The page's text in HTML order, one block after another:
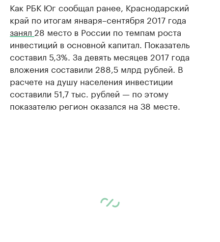
Как РБК Юг сообщал ранее, Краснодарский
край по итогам января–сентября 2017 года
занял 28 место в России по темпам роста
инвестиций в основной капитал. Показатель
составил 5,3%. За девять месяцев 2017 года
вложения составили 288,5 млрд рублей. В
расчете на душу населения инвестиции
составили 51,7 тыс. рублей — по этому
показателю регион оказался на 38 месте.